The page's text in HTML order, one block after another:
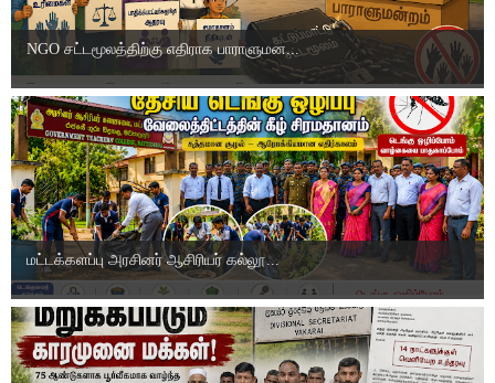
NGO சட்டமூலத்திற்கு எதிராக பாராளுமன...
மட்டக்களப்பு அரசினர் ஆசிரியர் கல்லூ...